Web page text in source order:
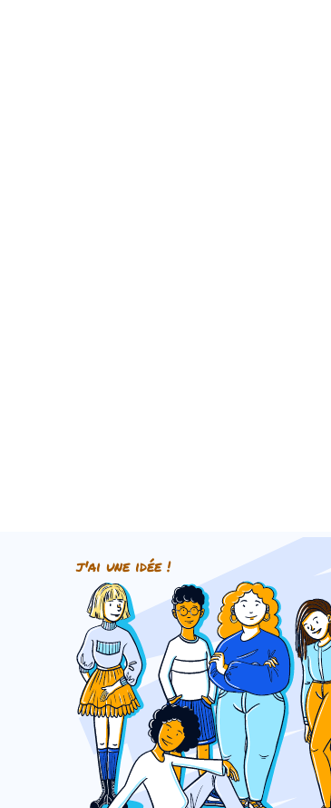
j'ai une idée !